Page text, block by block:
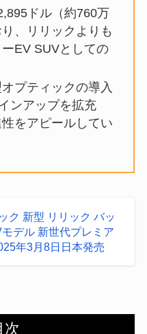
ドル（約760万
、リリックよりも
EV SUVとしての
プティックの導入
ンアップを拡充
をアピールしてい
ク 新型 リリック バッ
デル 新世代プレミア
年3月8日日本発売
次